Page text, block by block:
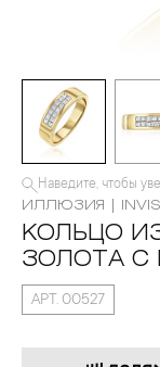
Наведите, чтобы
ИЛЛЮЗИЯ |
КОЛЬЦО
ЗОЛОТА С
АРТ. 00527